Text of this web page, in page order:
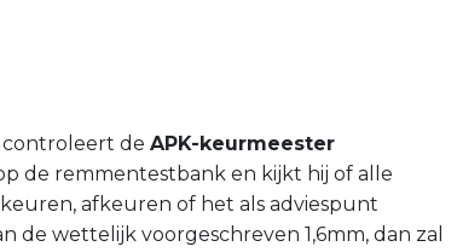
de APK-keurmeester
de remmentestbank en kijkt hij of alle
afkeuren of het als adviespunt
wettelijk voorgeschreven 1,6mm, dan zal